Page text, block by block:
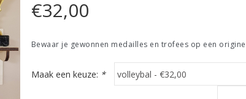
€32,00
Bewaar je gewonnen medailles en trofees op een
Maak een keuze: *